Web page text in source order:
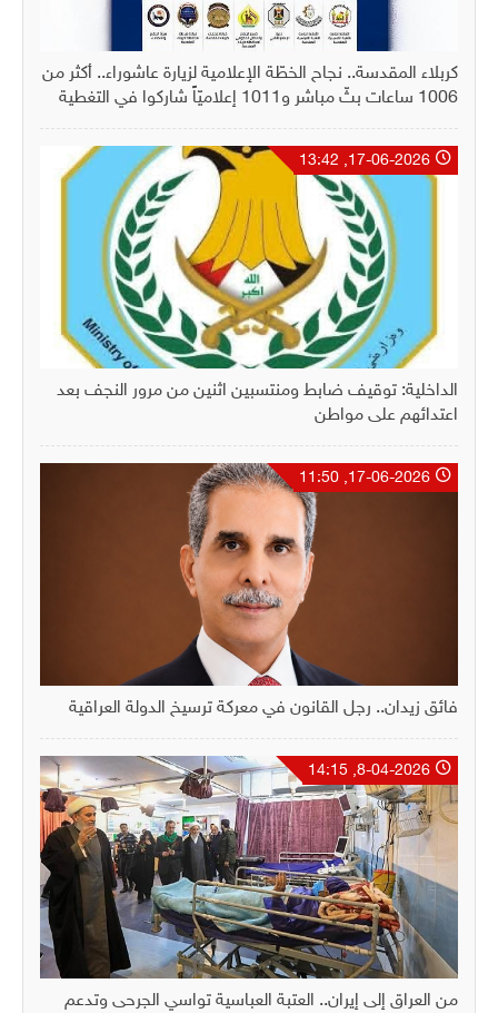
كربلاء المقدسة.. نجاح الخطّة الإعلامية لزيارة عاشوراء.. أكثر من
1006 ساعات بثّ مباشر و1011 إعلاميّاً شاركوا في التغطية
الداخلية: توقيف ضابط ومنتسبين اثنين من مرور النجف بعد
اعتدائهم على مواطن
فائق زيدان.. رجل القانون في معركة ترسيخ الدولة العراقية
من العراق إلى إيران.. العتبة العباسية تواسي الجرحى وتدعم